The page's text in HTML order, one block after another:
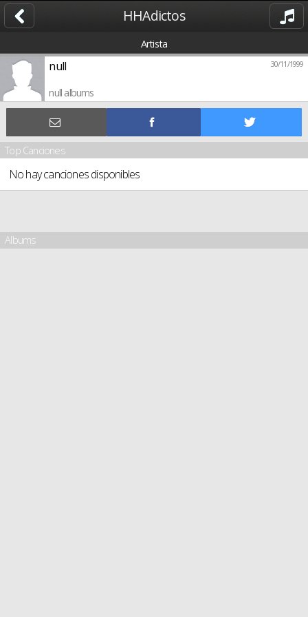
HHAdictos
Artista
30/11/1999
null
null albums
Top Canciones
No hay canciones disponibles
Albums